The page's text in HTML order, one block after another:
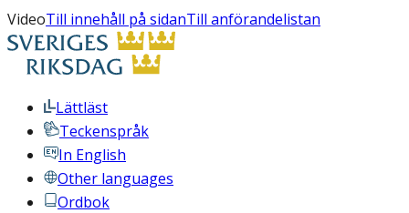
VideoTill innehåll på sidanTill anförandelistan
Lättläst
Teckenspråk
In English
Other languages
Ordbok